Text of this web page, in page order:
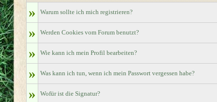
»
Warum sollte ich mich registrieren?
» Werden Cookies vom Forum benutzt?
» Wie kann ich mein Profil bearbeiten?
» Was kann ich tun, wenn ich mein Passwort vergessen habe?
» Wofür ist die Signatur?